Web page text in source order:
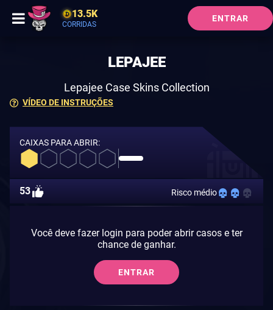
13.5K
CORRIDAS
ENTRAR
VÍDEO DE INSTRUÇÕES
LEPAJEE
Lepajee Case Skins Collection
CAIXAS PARA ABRIR:
53 Risco médio
Você deve fazer login para poder abrir casos e ter
chance de ganhar.
ENTRAR